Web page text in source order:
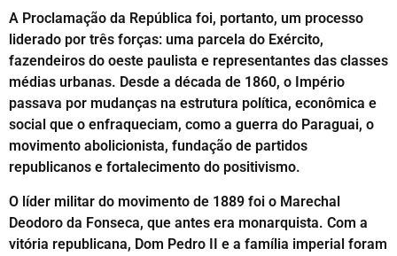
A Proclamação da República foi, portanto, um processo
liderado por três forças: uma parcela do Exército,
fazendeiros do oeste paulista e representantes das classes
médias urbanas. Desde a década de 1860, o Império
passava por mudanças na estrutura política, econômica e
social que o enfraqueciam, como a guerra do Paraguai, o
movimento abolicionista, fundação de partidos
republicanos e fortalecimento do positivismo.
O líder militar do movimento de 1889 foi o Marechal
Deodoro da Fonseca, que antes era monarquista. Com a
vitória republicana, Dom Pedro II e a família imperial foram